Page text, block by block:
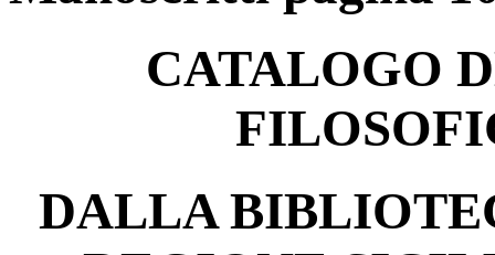
CATALOGO
DALLA